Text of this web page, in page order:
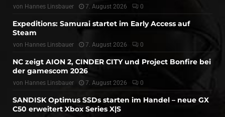
von Hannes Linsbauer 7. August 2026 0
Expeditions: Samurai startet im Early Access auf
Steam
von Hannes Linsbauer 7. August 2026 0
NC zeigt AION 2, CINDER CITY und Project Bonfire bei
der gamescom 2026
von Hannes Linsbauer 7. August 2026 0
SANDISK Optimus SSDs starten im Handel – neue GX
C50 erweitert Xbox Series X|S